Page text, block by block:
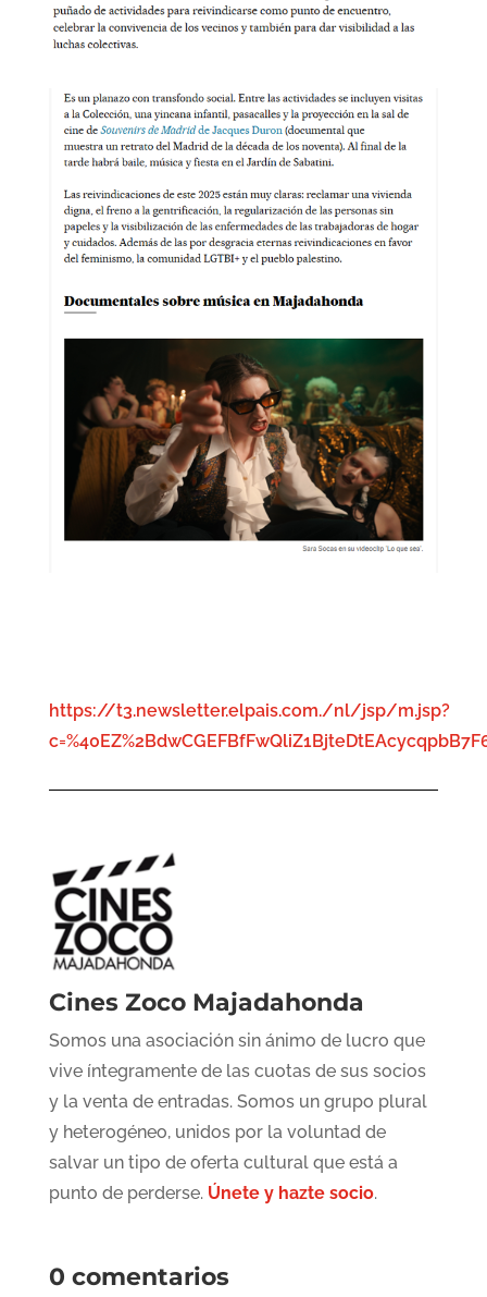
https://t3.newsletter.elpais.com./nl/jsp/m.jsp?
Cines Zoco Majadahonda
Somos una asociación sin ánimo de lucro que
vive íntegramente de las cuotas de sus socios
y la venta de entradas. Somos un grupo plural
y heterogéneo, unidos por la voluntad de
salvar un tipo de oferta cultural que está a
punto de perderse. Únete y hazte socio.
0 comentarios